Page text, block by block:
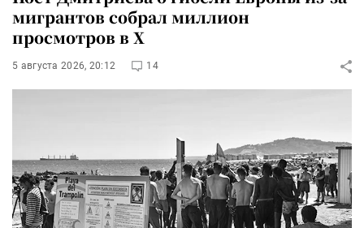
мигрантов собрал миллион
просмотров в X
5 августа 2026, 20:12 14